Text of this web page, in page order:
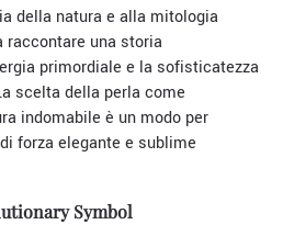
della natura e alla mitologia
raccontare una storia
primordiale e la sofisticatezza
scelta della perla come
indomabile è un modo per
forza elegante e sublime
Symbol